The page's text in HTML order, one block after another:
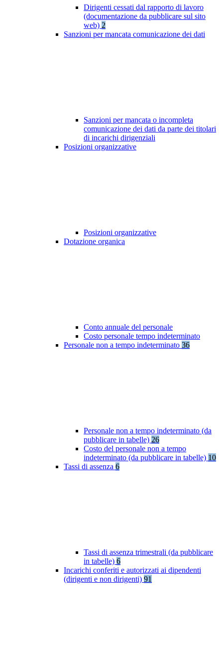
Dirigenti cessati dal rapporto di lavoro
(documentazione da pubblicare sul sito
web) 2
Sanzioni per mancata comunicazione dei dati
Sanzioni per mancata o incompleta
comunicazione dei dati da parte dei titolari
di incarichi dirigenziali
Posizioni organizzative
Posizioni organizzative
Dotazione organica
Conto annuale del personale
Costo personale tempo indeterminato
Personale non a tempo indeterminato 36
Personale non a tempo indeterminato (da
pubblicare in tabelle) 26
Costo del personale non a tempo
indeterminato (da pubblicare in tabelle) 10
Tassi di assenza 6
Tassi di assenza trimestrali (da pubblicare
in tabelle) 6
Incarichi conferiti e autorizzati ai dipendenti
(dirigenti e non dirigenti) 91